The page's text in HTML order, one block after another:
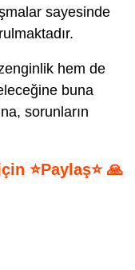
sayesinde
hem de
buna
sorunların
⭐Paylaş⭐ 🙏